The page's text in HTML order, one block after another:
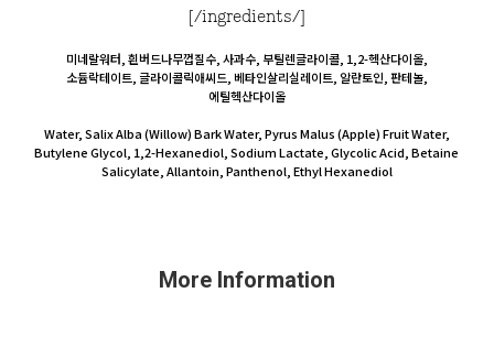
[/ingredients/]
미네랄워터, 흰버드나무껍질수, 사과수, 부틸렌글라이콜, 1,2-헥산다이올,
소듐락테이트, 글라이콜릭애씨드, 베타인살리실레이트, 알란토인, 판테놀,
에틸헥산다이올
Water, Salix Alba (Willow) Bark Water, Pyrus Malus (Apple) Fruit Water,
Butylene Glycol, 1,2-Hexanediol, Sodium Lactate, Glycolic Acid, Betaine
Salicylate, Allantoin, Panthenol, Ethyl Hexanediol
More Information